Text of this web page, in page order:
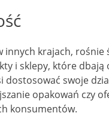
innych krajach,
i sklepy, które
dostosować swoje
opakowań czy
konsumentów.